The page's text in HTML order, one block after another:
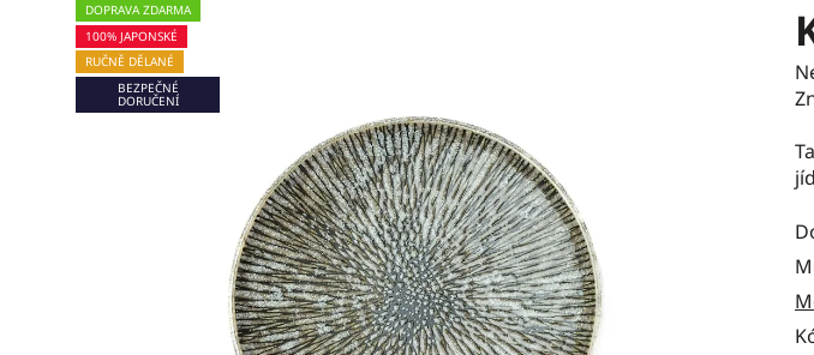
je
5
DOPRAVA ZDARMA
100% JAPONSKÉ
RUČNĚ DĚLANÉ
BEZPEČNÉ
DORUČENÍ